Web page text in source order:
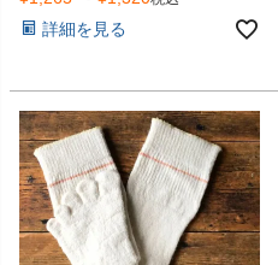
詳細を見る